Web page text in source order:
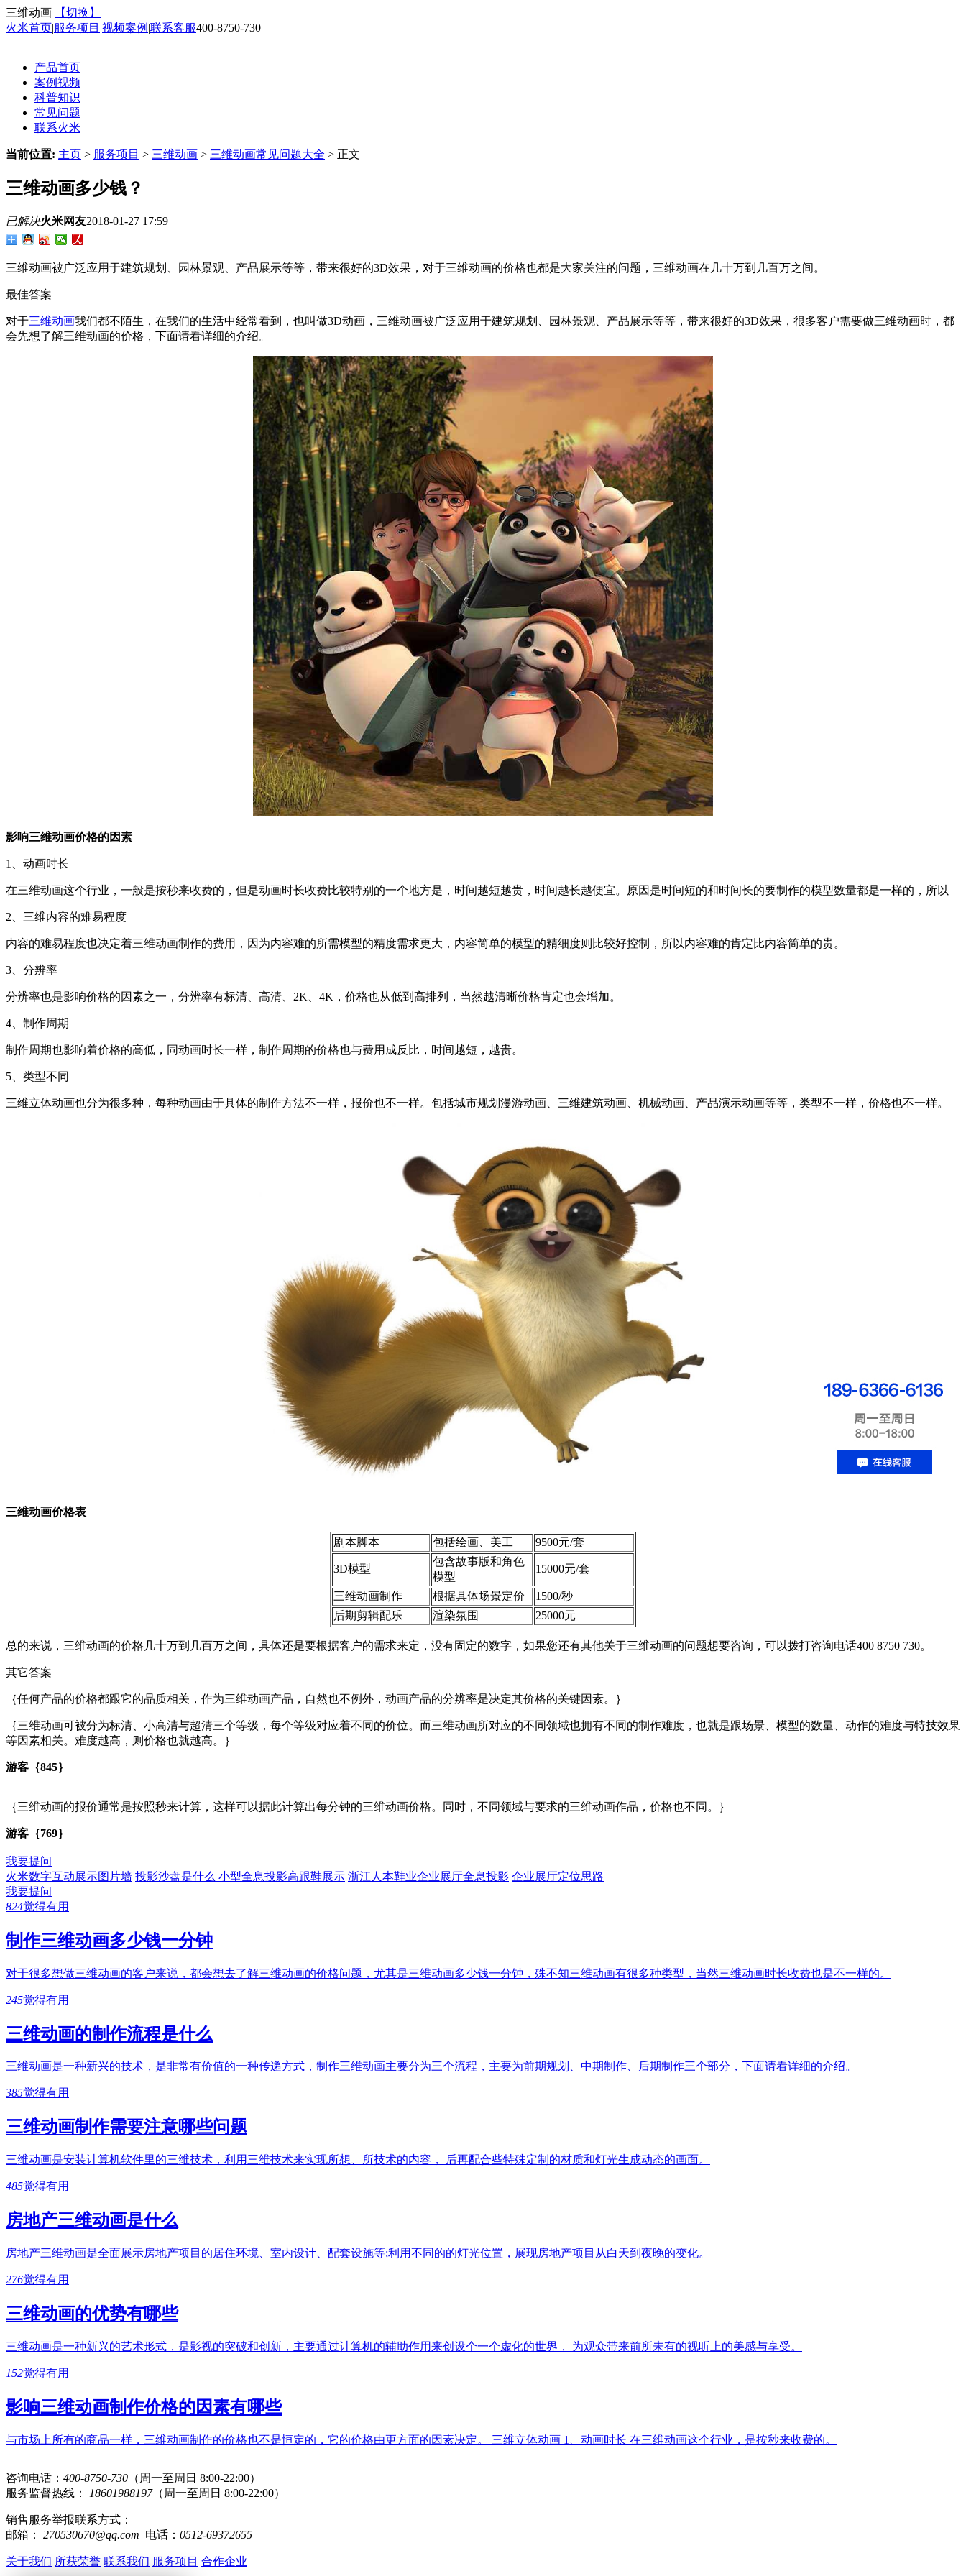
三维动画
【切换】
火米首页|服务项目 |视频案例 |联系客服400-8750-730
产品首页
案例视频
科普知识
常见问题
联系火米
当前位置: 主页 > 服务项目 > 三维动画 > 三维动画常见问题大全 > 正文
三维动画多少钱？
已解决火米网友2018-01-27 17:59
三维动画被广泛应用于建筑规划、园林景观、产品展示等等，带来很好的3D效果，对于三维动画的价格也都是大家关注的问题，三维动画在几十万到几百万之间。
最佳答案
对于三维动画我们都不陌生，在我们的生活中经常看到，也叫做3D动画，三维动画被广泛应用于建筑规划、园林景观、产品展示等等，带来很好的3D效果，很多客户需要做三维动画时，都
会先想了解三维动画的价格，下面请看详细的介绍。
影响三维动画价格的因素
1、动画时长
在三维动画这个行业，一般是按秒来收费的，但是动画时长收费比较特别的一个地方是，时间越短越贵，时间越长越便宜。原因是时间短的和时间长的要制作的模型数量都是一样的，所以
2、三维内容的难易程度
内容的难易程度也决定着三维动画制作的费用，因为内容难的所需模型的精度需求更大，内容简单的模型的精细度则比较好控制，所以内容难的肯定比内容简单的贵。
3、分辨率
分辨率也是影响价格的因素之一，分辨率有标清、高清、2K、4K，价格也从低到高排列，当然越清晰价格肯定也会增加。
4、制作周期
制作周期也影响着价格的高低，同动画时长一样，制作周期的价格也与费用成反比，时间越短，越贵。
5、类型不同
三维立体动画也分为很多种，每种动画由于具体的制作方法不一样，报价也不一样。包括城市规划漫游动画、三维建筑动画、机械动画、产品演示动画等等，类型不一样，价格也不一样。
三维动画价格表
剧本脚本 包括绘画、美工 9500元/套
3D模型
包含故事版和角色
模型
15000元/套
三维动画制作 根据具体场景定价
1500/秒
后期剪辑配乐
渲染氛围 25000元
总的来说，三维动画的价格几十万到几百万之间，具体还是要根据客户的需求来定，没有固定的数字，如果您还有其他关于三维动画的问题想要咨询，可以拨打咨询电话400 8750 730。
其它答案
｛任何产品的价格都跟它的品质相关，作为三维动画产品，自然也不例外，动画产品的分辨率是决定其价格的关键因素。｝
｛三维动画可被分为标清、小高清与超清三个等级，每个等级对应着不同的价位。而三维动画所对应的不同领域也拥有不同的制作难度，也就是跟场景、模型的数量、动作的难度与特技效果
等因素相关。难度越高，则价格也就越高。｝
游客｛845｝
｛三维动画的报价通常是按照秒来计算，这样可以据此计算出每分钟的三维动画价格。同时，不同领域与要求的三维动画作品，价格也不同。｝
游客｛769｝
我要提问
火米数字互动展示图片墙 投影沙盘是什么 小型全息投影高跟鞋展示 浙江人本鞋业企业展厅全息投影 企业展厅定位思路
我要提问
824觉得有用
制作三维动画多少钱一分钟
对于很多想做三维动画的客户来说，都会想去了解三维动画的价格问题，尤其是三维动画多少钱一分钟，殊不知三维动画有很多种类型，当然三维动画时长收费也是不一样的。
245觉得有用
三维动画的制作流程是什么
三维动画是一种新兴的技术，是非常有价值的一种传递方式，制作三维动画主要分为三个流程，主要为前期规划、中期制作、后期制作三个部分，下面请看详细的介绍。
385觉得有用
三维动画制作需要注意哪些问题
三维动画是安装计算机软件里的三维技术，利用三维技术来实现所想、所技术的内容， 后再配合些特殊定制的材质和灯光生成动态的画面。
485觉得有用
房地产三维动画是什么
房地产三维动画是全面展示房地产项目的居住环境、室内设计、配套设施等;利用不同的的灯光位置，展现房地产项目从白天到夜晚的变化。
276觉得有用
三维动画的优势有哪些
三维动画是一种新兴的艺术形式，是影视的突破和创新，主要通过计算机的辅助作用来创设个一个虚化的世界， 为观众带来前所未有的视听上的美感与享受。
152觉得有用
影响三维动画制作价格的因素有哪些
与市场上所有的商品一样，三维动画制作的价格也不是恒定的，它的价格由更方面的因素决定。 三维立体动画 1、动画时长 在三维动画这个行业，是按秒来收费的。
咨询电话： 400-8750-730 （周一至周日 8:00-22:00）
服务监督热线：
18601988197（周一至周日 8:00-22:00）
销售服务举报联系方式：
邮箱： 270530670@qq.com 电话： 0512-69372655
关于我们 所获荣誉 联系我们 服务项目 合作企业